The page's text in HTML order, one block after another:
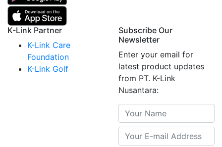
K-Link Partner
K-Link Care
Foundation
K-Link Golf
Subscribe Our
Newsletter
Enter your email for
latest product updates
from PT. K-Link
Nusantara: